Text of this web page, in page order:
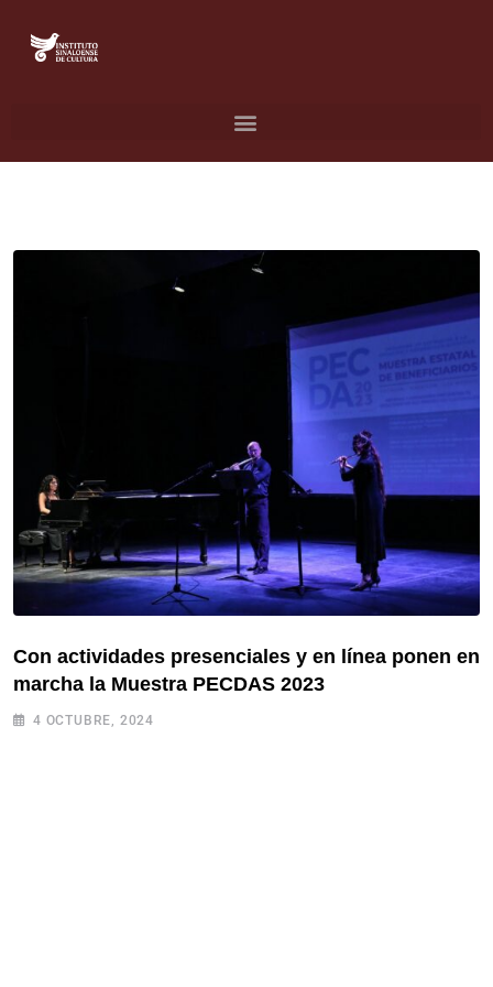
Con actividades presenciales y en línea ponen en
marcha la Muestra PECDAS 2023
4 OCTUBRE, 2024